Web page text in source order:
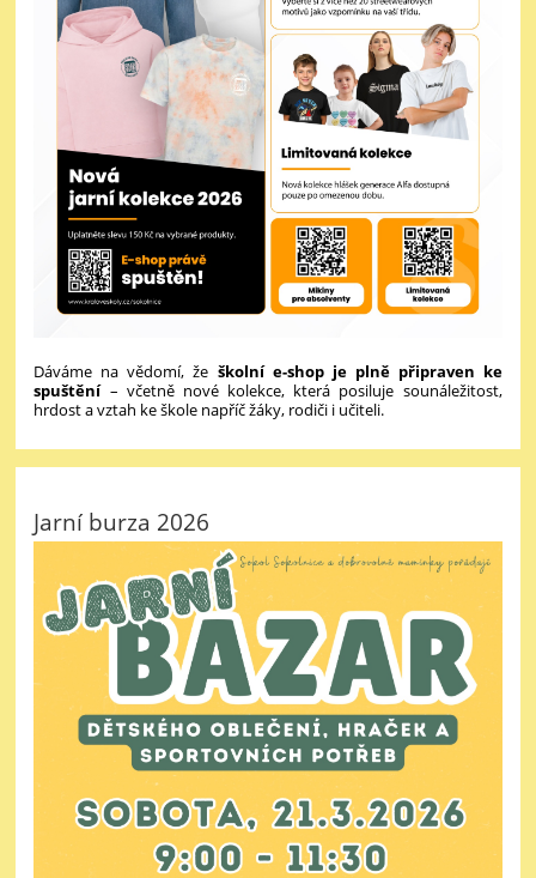
Dáváme na vědomí, že školní e-shop je plně připraven ke
spuštění – včetně nové kolekce, která posiluje sounáležitost,
hrdost a vztah ke škole napříč žáky, rodiči i učiteli.
Jarní burza 2026